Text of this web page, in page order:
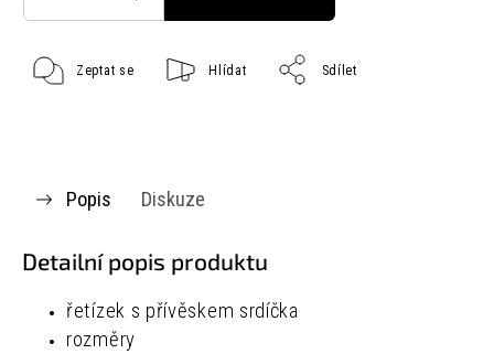
Zeptat se Hlídat Sdílet
Popis Diskuze
Detailní popis produktu
řetízek s přívěskem srdíčka
rozměry